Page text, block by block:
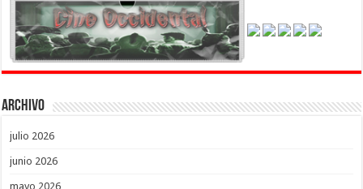
Archivo
julio 2026
junio 2026
mayo 2026